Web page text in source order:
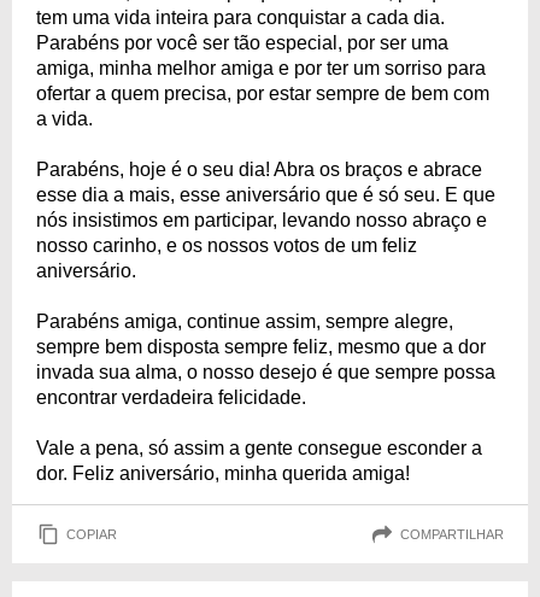
tem uma vida inteira para conquistar a cada dia.
Parabéns por você ser tão especial, por ser uma
amiga, minha melhor amiga e por ter um sorriso para
ofertar a quem precisa, por estar sempre de bem com
a vida.
Parabéns, hoje é o seu dia! Abra os braços e abrace
esse dia a mais, esse aniversário que é só seu. E que
nós insistimos em participar, levando nosso abraço e
nosso carinho, e os nossos votos de um feliz
aniversário.
Parabéns amiga, continue assim, sempre alegre,
sempre bem disposta sempre feliz, mesmo que a dor
invada sua alma, o nosso desejo é que sempre possa
encontrar verdadeira felicidade.
Vale a pena, só assim a gente consegue esconder a
dor. Feliz aniversário, minha querida amiga!
COPIAR COMPARTILHAR